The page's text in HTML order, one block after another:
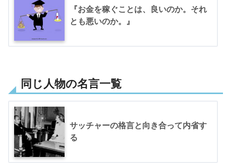
『お金を稼ぐことは、良いのか。それ
とも悪いのか。』
同じ人物の名言一覧
サッチャーの格言と向き合って内省す
る